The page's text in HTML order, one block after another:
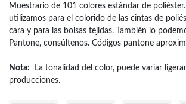
Muestrario de 101 colores estándar de
utilizamos para el colorido de las cintas de
cara y para las bolsas tejidas. También lo
Pantone, consúltenos. Códigos pantone
Nota: La tonalidad del color, puede variar
producciones.